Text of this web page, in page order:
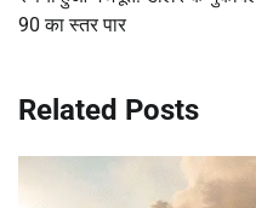
90 का स्तर पार
Related Posts